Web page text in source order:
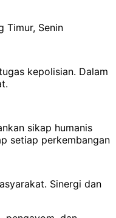
Timur, Senin
kepolisian. Dalam
sikap humanis
setiap perkembangan
Sinergi dan